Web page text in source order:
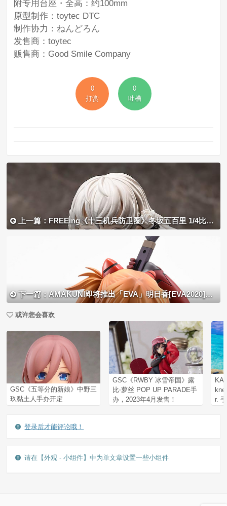
附专用台座・全高：约100mm
原型制作：toytec DTC
制作协力：ねんどろん
发售商：toytec
贩售商：Good Smile Company
0
打赏
0
吐槽
上一篇：FREEing《十三机兵防卫圈》冬坂五百里 1/4比例手办
下一篇：AMAKUNI即将推出「EVA」明日香[EVA2020]」手办
或许您会喜欢
GSC《五等分的新娘》中野三
玖黏土人手办开定
GSC《RWBY 冰雪帝国》露
比‧萝丝 POP UP PARADE手
办，2023年4月发售！
r.
登录后才能评论哦！
请在【外观 - 小组件】中为单文章设置一些小组件